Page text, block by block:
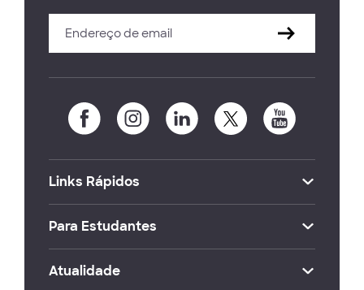
Links Rápidos
Para Estudantes
Atualidade